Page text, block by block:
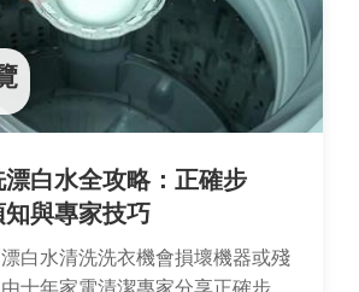
白水全攻略：正確步
與專家技巧
白水清洗洗衣機會損壞機器或殘
十年家電清潔專家分享正確步